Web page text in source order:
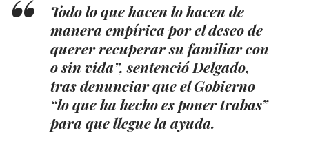
Todo lo que hacen lo hacen de
manera empírica por el deseo de
querer recuperar su familiar con
o sin vida”, sentenció Delgado,
tras denunciar que el Gobierno
“lo que ha hecho es poner trabas”
para que llegue la ayuda.